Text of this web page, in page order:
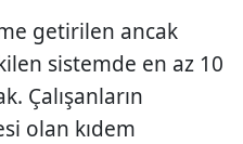
getirilen ancak
sistemde en az 10
Çalışanların
olan kıdem